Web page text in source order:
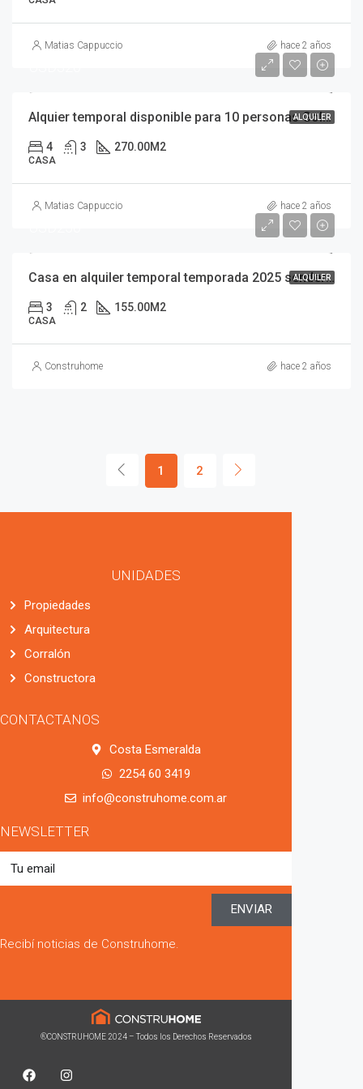
Matias Cappuccio hace 2 años
ALQUILER
Alquier temporal disponible para 10 personas Golf I Lote 76
4 3 270.00M2
CASA
Matias Cappuccio hace 2 años
ALQUILERCasa en alquiler temporal temporada 2025 senderos 4 para 8 personas cul de sac costa esmerala
3 2 155.00M2
CASA
Construhome hace 2 años
1 2
UNIDADES
Propiedades
Arquitectura
Corralón
Constructora
CONTACTANOS
Costa Esmeralda
2254 60 3419
info@construhome.com.ar
NEWSLETTER
ENVIAR
Recibí noticias de Construhome.
®CONSTRUHOME 2024 – Todos los Derechos Reservados